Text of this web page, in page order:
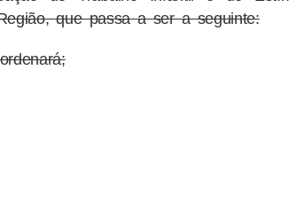
que passa a ser a seguinte: